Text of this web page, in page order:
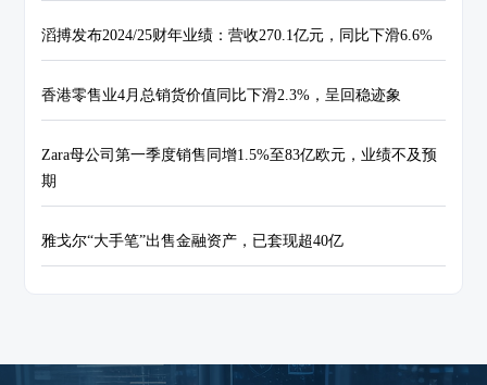
滔搏发布2024/25财年业绩：营收270.1亿元，同比下滑6.6%
香港零售业4月总销货价值同比下滑2.3%，呈回稳迹象
Zara母公司第一季度销售同增1.5%至83亿欧元，业绩不及预
期
雅戈尔“大手笔”出售金融资产，已套现超40亿